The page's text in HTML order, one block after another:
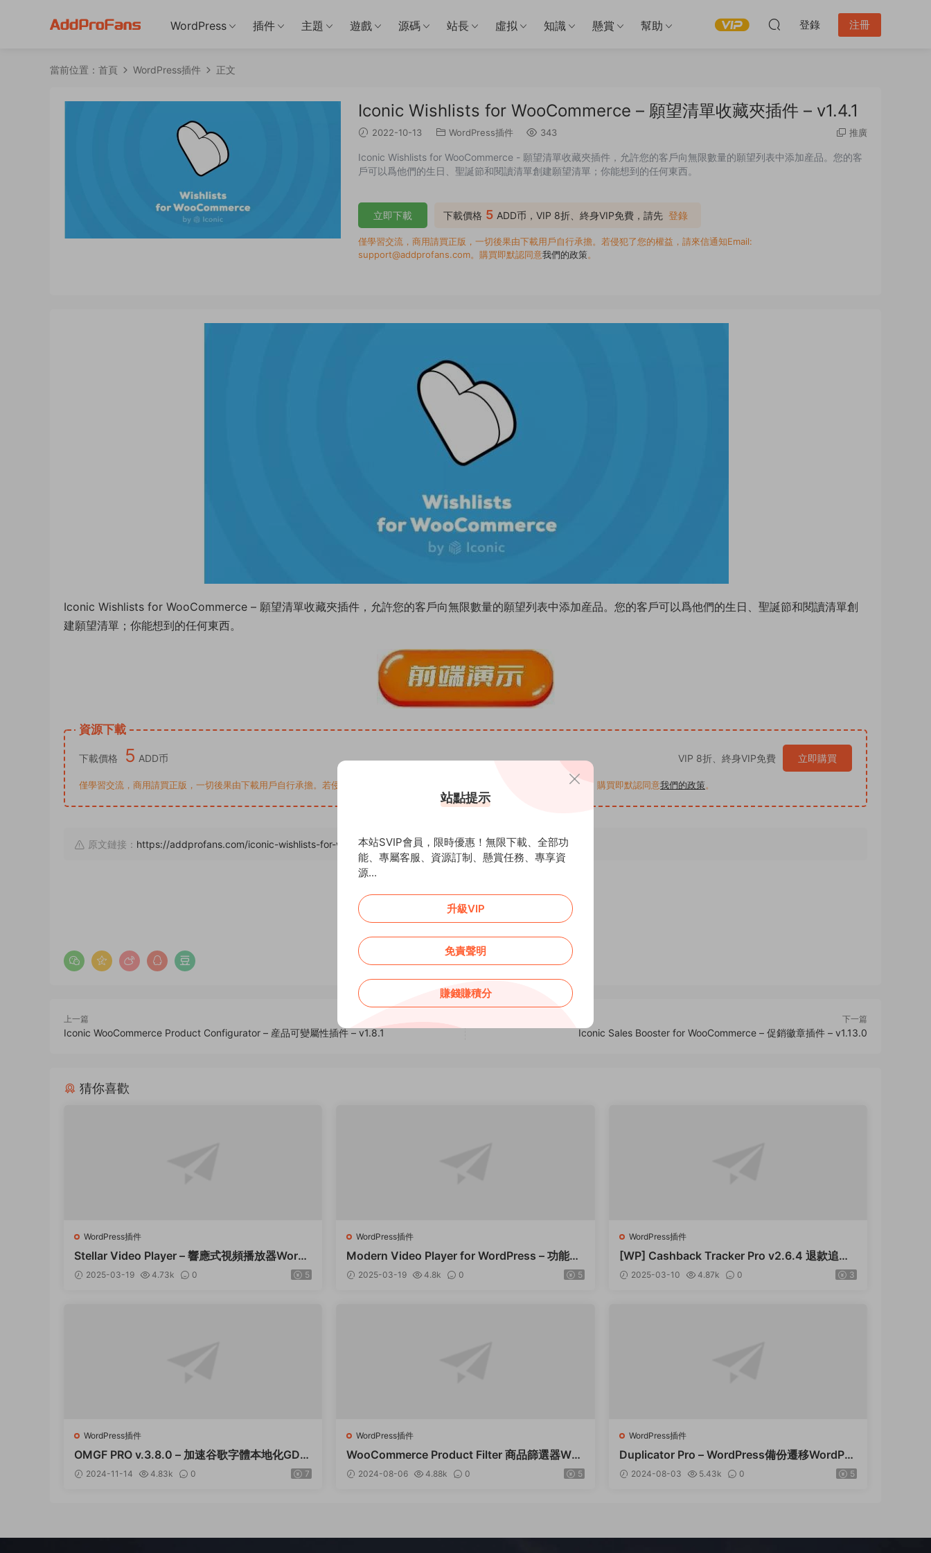
WordPress 插件 主題 遊戲 源碼 站長 虛拟 知識 懸賞 幫助 登錄 注冊
當前位置： 首頁 WordPress插件 正文
Iconic Wishlists for WooCommerce – 願望清單收藏夾插件 – v1.4.1
2022-10-13 WordPress插件 343 推廣
Iconic Wishlists for WooCommerce - 願望清單收藏夾插件，允許您的客戶向無限數量的願望列表中添加産品。您的客
戶可以爲他們的生日、聖誕節和閱讀清單創建願望清單；你能想到的任何東西。
下載價格 5 ADD币，VIP 8折、終身VIP免費，請先 登錄
立即下載
僅學習交流，商用請買正版，一切後果由下載用戶自行承擔。若侵犯了您的權益，請來信通知Email:
support@addprofans.com。購買即默認同意我們的政策。
Iconic Wishlists for WooCommerce – 願望清單收藏夾插件，允許您的客戶向無限數量的願望列表中添加産品。您的客戶可以爲他們的生日、聖誕節和閱讀清單創
建願望清單；你能想到的任何東西。
資源下載
下載價格 5 ADD币 VIP 8折、終身VIP免費 立即購買
僅學習交流，商用請買正版，一切後果由下載用戶自行承擔。若侵犯了您的權益，請來信通知Email: support@addprofans.com。購買即默認同意我們的政策。
原文鏈接： https://addprofans.com/iconic-wishlists-for-woocommerce/，轉載請注明出處。
上一篇
Iconic WooCommerce Product Configurator – 産品可變屬性插件 – v1.8.1
下一篇
Iconic Sales Booster for WooCommerce – 促銷徽章插件 – v1.13.0
猜你喜歡
WordPress插件
Stellar Video Player – 響應式視頻播放器WordP
ress插件 – v2.9
2025-03-19 4.73k 0 5
WordPress插件
Modern Video Player for WordPress – 功能強
大的視頻和音頻播放器 – v10.21
2025-03-19 4.8k 0 5
WordPress插件
[WP] Cashback Tracker Pro v2.6.4 退款追蹤
器插件下載
2025-03-10 4.87k 0 3
WordPress插件
OMGF PRO v.3.8.0 – 加速谷歌字體本地化GDP
R優化 破解版插件下載
2024-11-14 4.83k 0 7
WordPress插件
WooCommerce Product Filter 商品篩選器Wor
dPress插件 – v8.3.0
2024-08-06 4.88k 0 5
WordPress插件
Duplicator Pro – WordPress備份遷移WordPre
ss插件 – v4.5.15
2024-08-03 5.43k 0 5
站點提示
本站SVIP會員，限時優惠！無限下載、全部功
能、專屬客服、資源訂制、懸賞任務、專享資
源...
升級VIP
免責聲明
賺錢賺積分